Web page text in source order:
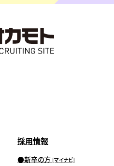
採用情報
新卒の方 [マイナビ]